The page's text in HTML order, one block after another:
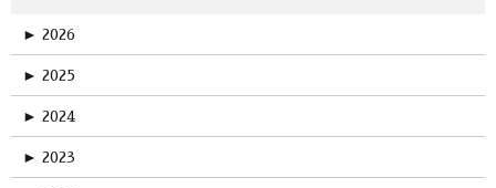
► 2026
► 2025
► 2024
► 2023